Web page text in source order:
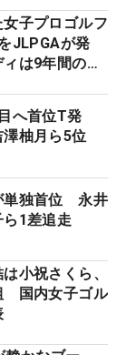
子プロゴルフ
JLPGAが発
は9年間の立
へ首位T発
柚月ら5位
単独首位 永井
1差追走
小祝さくら、
国内女子ゴル